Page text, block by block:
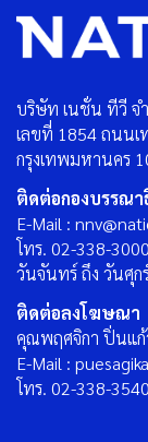
บริษัท เนชั่น ทีวี จ
เลขที่ 1854 ถนนเ
กรุงเทพมหานคร
ติดต่อกองบรรณา
E-Mail :
โทร. 02-338-
วันจันทร์ ถึง วันศุก
ติดต่อลงโฆษณา
คุณพฤศจิกา ปิ่นแก้
E-Mail :
โทร. 02-338-3540